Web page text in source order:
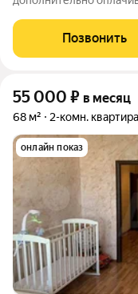
Позвонить
55 000 ₽ в месяц
68 м² 2-комн. квартира
онлайн показ